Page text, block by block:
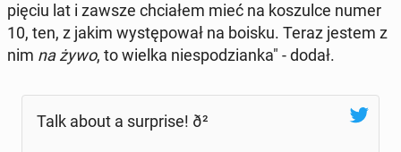
pięciu lat i zawsze chcia­łem mieć na ko­szul­ce numer
10, ten, z jakim wy­stę­po­wał na boisku. Teraz jestem z
nim na żywo, to wielka nie­spo­dzian­ka" - dodał.
Talk about a sur­pri­se! ð²